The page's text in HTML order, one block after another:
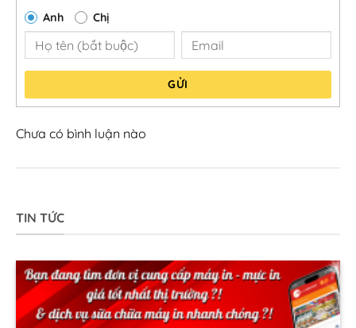
Anh Chị
GỬI
Chưa có bình luận nào
TIN TỨC